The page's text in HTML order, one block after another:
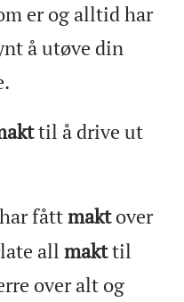
er og alltid har
å utøve din
til å drive ut
fåttmaktover
allmakttil
over alt og